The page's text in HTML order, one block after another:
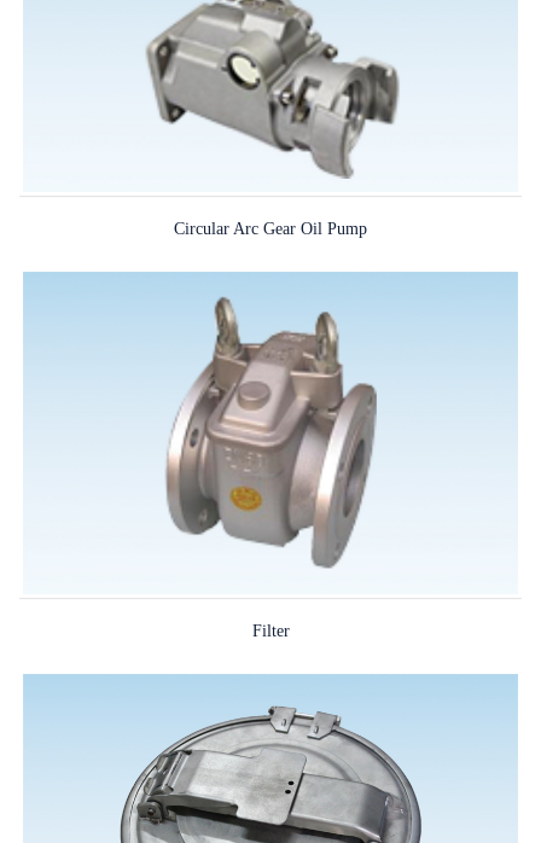
Circular Arc Gear Oil Pump
Filter